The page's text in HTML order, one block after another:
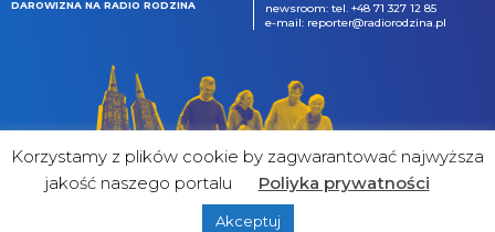
DAROWIZNA NA RADIO RODZINA
newsroom: tel. +48 71 327 12 85
e-mail: reporter@radiorodzina.pl
&
Korzystamy z plików cookie by zagwarantować najwyższa
jakość naszego portalu
Poliyka prywatności
Akceptuj